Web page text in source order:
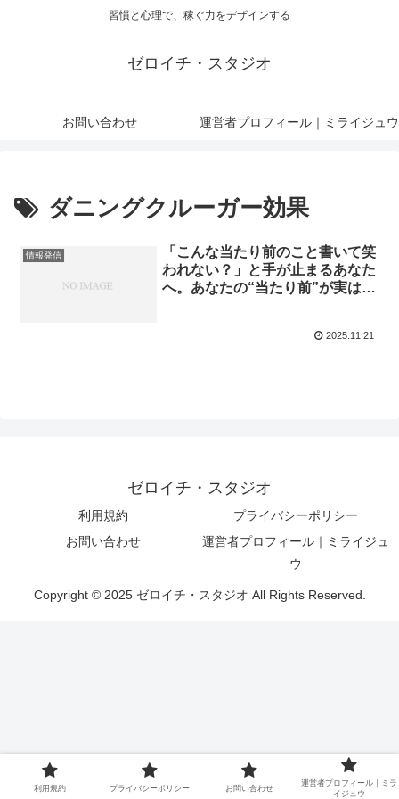
習慣と心理で、稼ぐ力をデザインする
ゼロイチ・スタジオ
お問い合わせ 運営者プロフィール｜ミライジュウ
ダニングクルーガー効果
情報発信
「こんな当たり前のこと書いて笑
われない？」と手が止まるあなた
へ。あなたの“当たり前”が実は市
2025.11.21
ゼロイチ・スタジオ
利用規約
プライバシーポリシー
お問い合わせ
運営者プロフィール｜ミライジュ
ウ
Copyright © 2025 ゼロイチ・スタジオ All Rights Reserved.
利用規約 プライバシーポリシー お問い合わせ
運営者プロフィール｜ミラ
イジュウ